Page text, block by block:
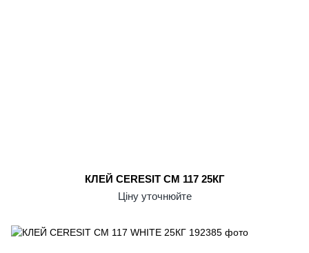
КЛЕЙ CERESIT CM 117 25КГ
Ціну уточнюйте